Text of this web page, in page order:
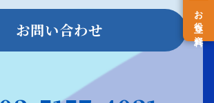
お問い合わせ お役立ち資料